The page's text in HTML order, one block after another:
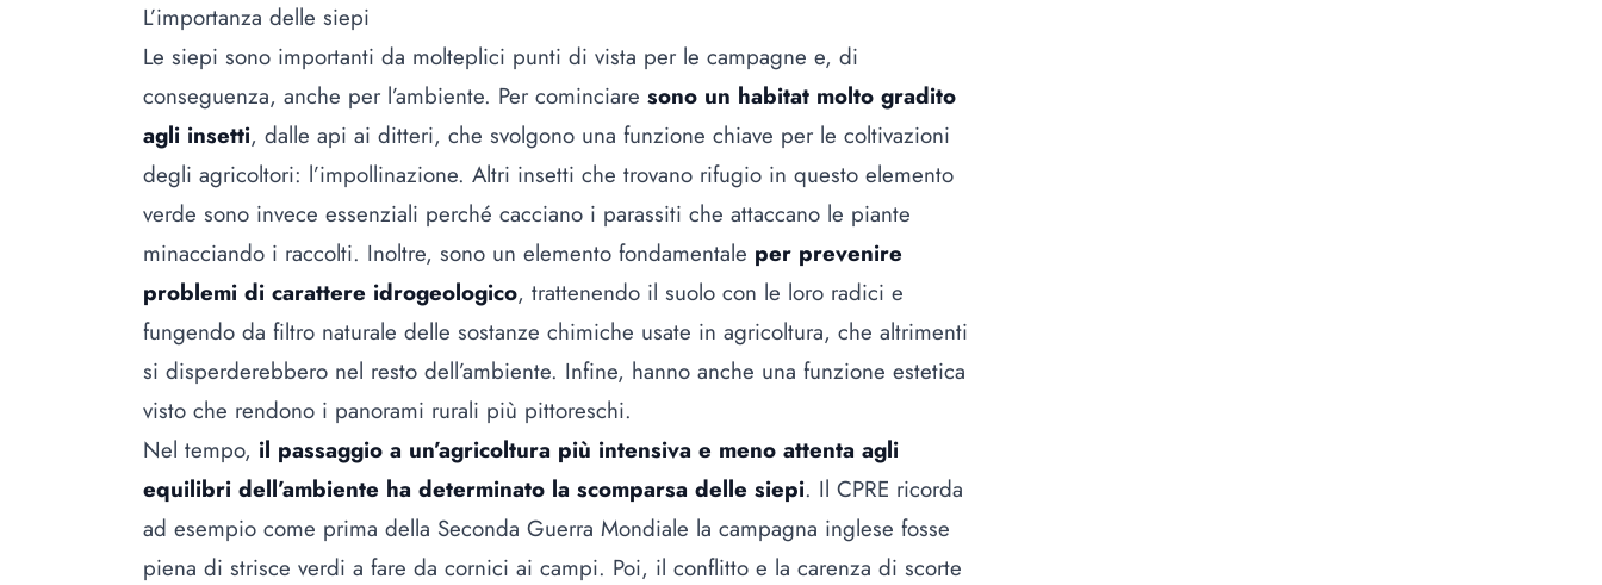
L’importanza delle siepi
Le siepi sono importanti da molteplici punti di vista per le campagne e, di
conseguenza, anche per l’ambiente. Per cominciare sono un habitat molto gradito
agli insetti, dalle api ai ditteri, che svolgono una funzione chiave per le coltivazioni
degli agricoltori: l’impollinazione. Altri insetti che trovano rifugio in questo elemento
verde sono invece essenziali perché cacciano i parassiti che attaccano le piante
minacciando i raccolti. Inoltre, sono un elemento fondamentale per prevenire
problemi di carattere idrogeologico, trattenendo il suolo con le loro radici e
fungendo da filtro naturale delle sostanze chimiche usate in agricoltura, che altrimenti
si disperderebbero nel resto dell’ambiente. Infine, hanno anche una funzione estetica
visto che rendono i panorami rurali più pittoreschi.
Nel tempo, il passaggio a un’agricoltura più intensiva e meno attenta agli
equilibri dell’ambiente ha determinato la scomparsa delle siepi. Il CPRE ricorda
ad esempio come prima della Seconda Guerra Mondiale la campagna inglese fosse
piena di strisce verdi a fare da cornici ai campi. Poi, il conflitto e la carenza di scorte